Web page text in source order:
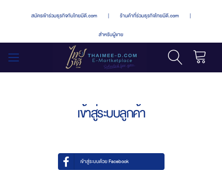
สมัครเข้าร่วมธุรกิจกับไทยมีดี.com | ร้านค้าที่ร่วมธุรกิจไทยมีดี.com |
สำหรับผู้ขาย
เข้าสู่ระบบลูกค้า
เข้าสู่ระบบด้วย Facebook